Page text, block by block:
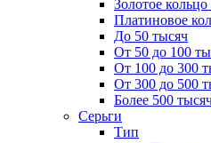
Золотое
Платиновое
До 50 тысяч
От 50 до 100
От 100 до 300
От 300 до 500
Более 500
Серьги
Тип